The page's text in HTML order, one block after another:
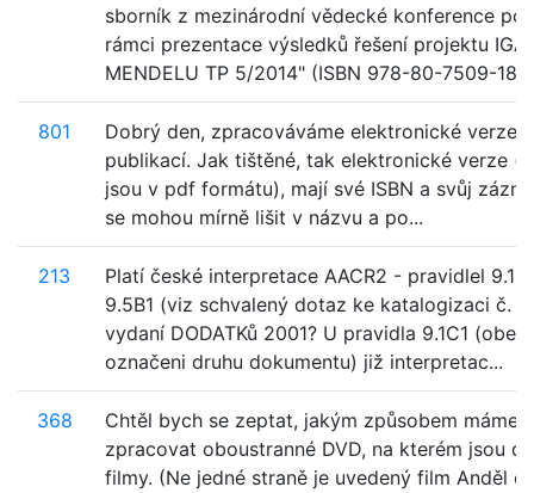
sborník z mezinárodní vědecké konference
rámci prezentace výsledků řešení projektu IGA
MENDELU TP 5/2014" (ISBN 978-80-7509-
801
Dobrý den, zpracováváme elektronické verze
publikací. Jak tištěné, tak elektronické verze
jsou v pdf formátu), mají své ISBN a svůj
se mohou mírně lišit v názvu a po...
213
Platí české interpretace AACR2 - pravidlel
9.5B1 (viz schvalený dotaz ke katalogizaci č.
vydaní DODATKů 2001? U pravidla 9.1C1
označeni druhu dokumentu) již interpretac...
368
Chtěl bych se zeptat, jakým způsobem máme
zpracovat oboustranné DVD, na kterém jsou
filmy. (Ne jedné straně je uvedený film Anděl